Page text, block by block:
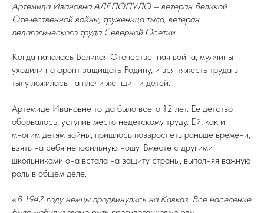
Артемида Ивановна АЛЕПОПУЛО – ветеран Великой
Отечественной войны, труженица тыла, ветеран
педагогического труда Северной Осетии.
Когда началась Великая Отечественная война, мужчины
уходили на фронт защищать Родину, и вся тяжесть труда в
тылу ложилась на плечи женщин и детей.
Артемиде Ивановне тогда было всего 12 лет. Ее детство
оборвалось, уступив место недетскому труду. Ей, как и
многим детям войны, пришлось повзрослеть раньше времени,
взять на себя непосильную ношу. Вместе с другими
школьниками она встала на защиту страны, выполняя важную
роль в общем деле.
«В 1942 году немцы продвинулись на Кавказ. Все население